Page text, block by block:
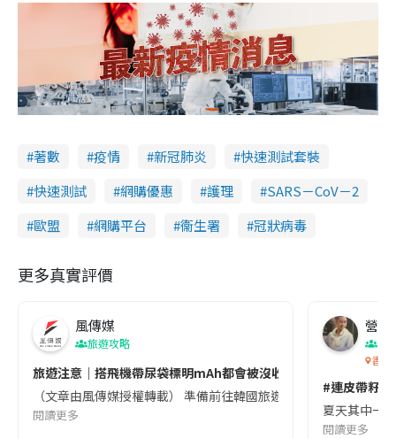
著數 疫情 新冠肺炎
快速測試套裝
快速測試
網購優惠 護理
SARS－CoV－2
歐盟
網購平台 衞生署 冠狀病毒
更多真實評價
風傳媒
旅遊攻略
旅遊注意｜搭飛機帶尿袋標明mAh都會被沒收😱出發前切記檢查
（文章由風傳媒授權轉載） 準備前往韓國旅遊的民眾，近期要
閱讀更多
營養
香港
#連皮帶籽
夏天其中一
閱讀更多